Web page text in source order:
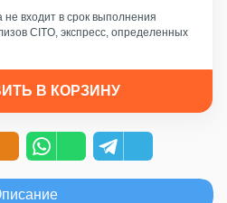
входит в срок выполнения
CITO, экспресс, определенных
В КОРЗИНУ